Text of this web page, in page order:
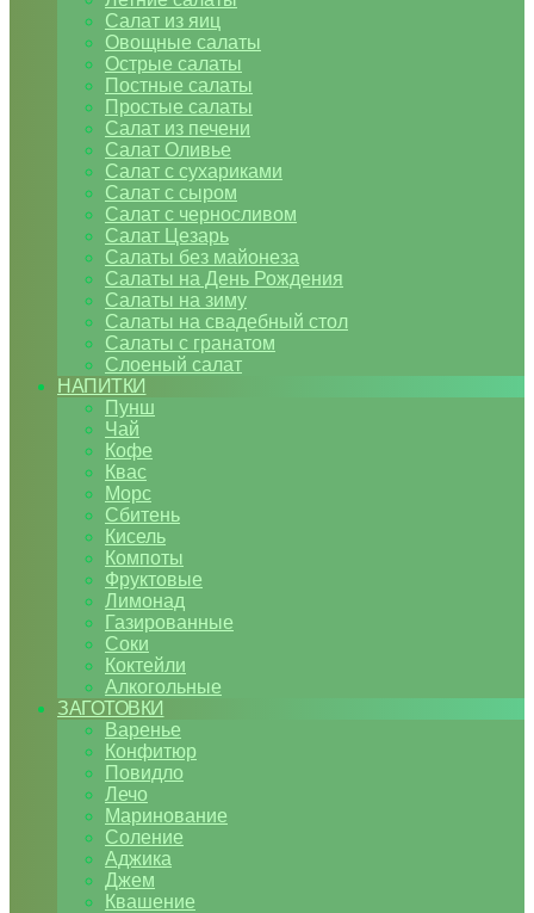
Салат из яиц
Овощные салаты
Острые салаты
Постные салаты
Простые салаты
Салат из печени
Салат Оливье
Салат с сухариками
Салат с сыром
Салат с черносливом
Салат Цезарь
Салаты без майонеза
Салаты на День Рождения
Салаты на зиму
Салаты на свадебный стол
Салаты с гранатом
Слоеный салат
НАПИТКИ
Пунш
Чай
Кофе
Квас
Морс
Сбитень
Кисель
Компоты
Фруктовые
Лимонад
Газированные
Соки
Коктейли
Алкогольные
ЗАГОТОВКИ
Варенье
Конфитюр
Повидло
Лечо
Маринование
Соление
Аджика
Джем
Квашение